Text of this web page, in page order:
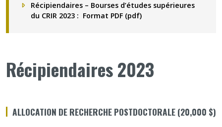
Récipiendaires – Bourses d’études supérieures
du CRIR 2023 : Format PDF (pdf)
Récipiendaires 2023
ALLOCATION DE RECHERCHE POSTDOCTORALE (20,000 $)